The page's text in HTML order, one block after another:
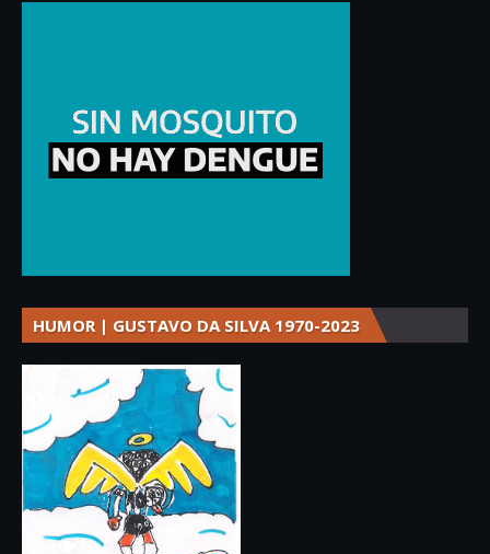
HUMOR | GUSTAVO DA SILVA 1970-2023